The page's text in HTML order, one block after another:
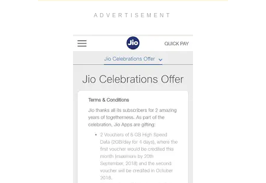
ADVERTISEMENT